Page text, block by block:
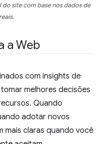
site com base nos dados de
a Web
com insights de
melhores decisões
Quando
adotar novos
mais claras quando você